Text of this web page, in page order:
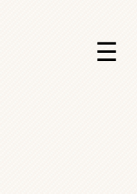
☰